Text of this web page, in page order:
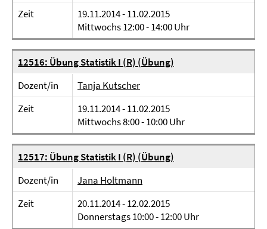
Zeit
19.11.2014 - 11.02.2015
Mittwochs 12:00 - 14:00 Uhr
12516: Übung Statistik I (R) (Übung)
Dozent/in
Tanja Kutscher
Zeit
19.11.2014 - 11.02.2015
Mittwochs 8:00 - 10:00 Uhr
12517: Übung Statistik I (R) (Übung)
Dozent/in
Jana Holtmann
Zeit
20.11.2014 - 12.02.2015
Donnerstags 10:00 - 12:00 Uhr